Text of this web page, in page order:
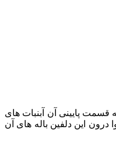
که قسمت پایینی آن آبنبات های
درون این دلفین باله های آن